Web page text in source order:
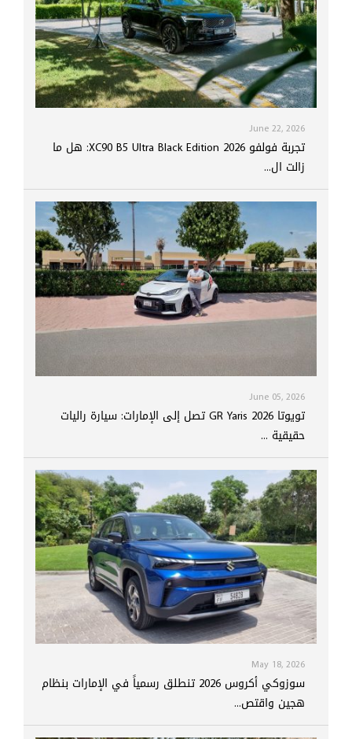
June 22, 2026
تجربة فولفو XC90 B5 Ultra Black Edition 2026: هل ما
زالت ال...
June 05, 2026
تويوتا GR Yaris 2026 تصل إلى الإمارات: سيارة راليات
حقيقية ...
May 18, 2026
سوزوكي أكروس 2026 تنطلق رسمياً في الإمارات بنظام
هجين واقتص...